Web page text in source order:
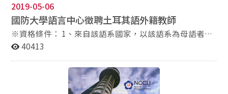
Zhongshan Rd., Banqiao Dist., New Taipei City 220,
Taiwan. Tel:+886-2-2961-2299 EXT#670 Fax:+886-2-
2963-5599
2019-05-06
國防大學語言中心徵聘土耳其語外籍教師
※資格條件： 1、來自該語系國家，以該語系為母語者。
2、需具有大學以上之學歷（不含社區學院）及國內外教
4、無犯罪紀錄（應提出該國主管機關出具之證明文
40413